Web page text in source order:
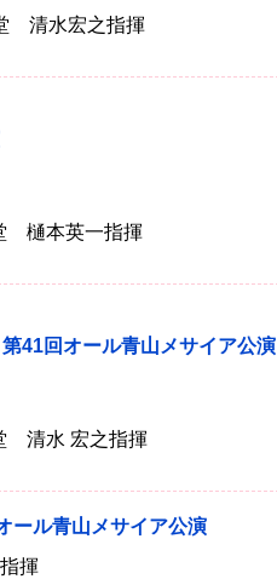
清水宏之指揮
樋本英一指揮
41回オール青山メサイア公演
清水 宏之指揮
ール青山メサイア公演
揮